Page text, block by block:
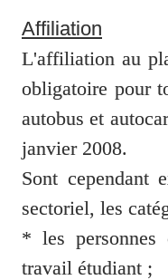
Affiliation
L'affiliation au
obligatoire pour
autobus et
janvier 2008.
Sont cependant
sectoriel, les
* les personnes
travail étudiant ;